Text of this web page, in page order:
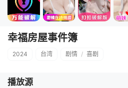
幸福房屋事件簿
2024 台湾 剧情 / 喜剧
播放源